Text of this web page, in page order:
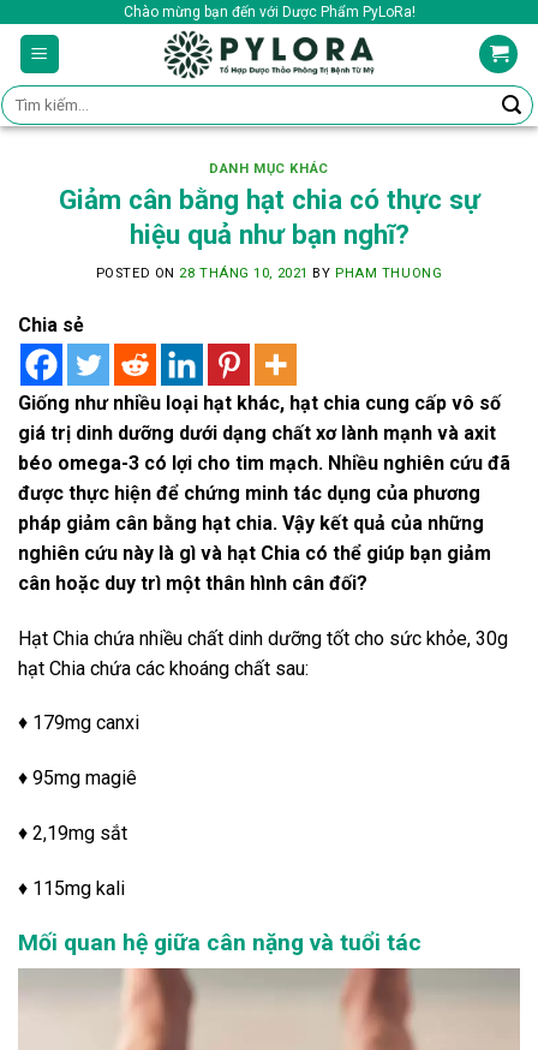
content
Chào mừng bạn đến với Dược Phẩm PyLoRa!
Tìm
kiếm:
DANH MỤC KHÁC
Giảm cân bằng hạt chia có thực sự
hiệu quả như bạn nghĩ?
POSTED ON 28 THÁNG 10, 2021 BYPHAM THUONG
Chia sẻ
Giống như nhiều loại hạt khác, hạt chia cung cấp vô số
giá trị dinh dưỡng dưới dạng chất xơ lành mạnh và axit
béo omega-3 có lợi cho tim mạch. Nhiều nghiên cứu đã
được thực hiện để chứng minh tác dụng của phương
pháp giảm cân bằng hạt chia. Vậy kết quả của những
nghiên cứu này là gì và hạt Chia có thể giúp bạn giảm
cân hoặc duy trì một thân hình cân đối?
Hạt Chia chứa nhiều chất dinh dưỡng tốt cho sức khỏe, 30g
hạt Chia chứa các khoáng chất sau:
♦ 179mg canxi
♦ 95mg magiê
♦ 2,19mg sắt
♦ 115mg kali
Mối quan hệ giữa cân nặng và tuổi tác